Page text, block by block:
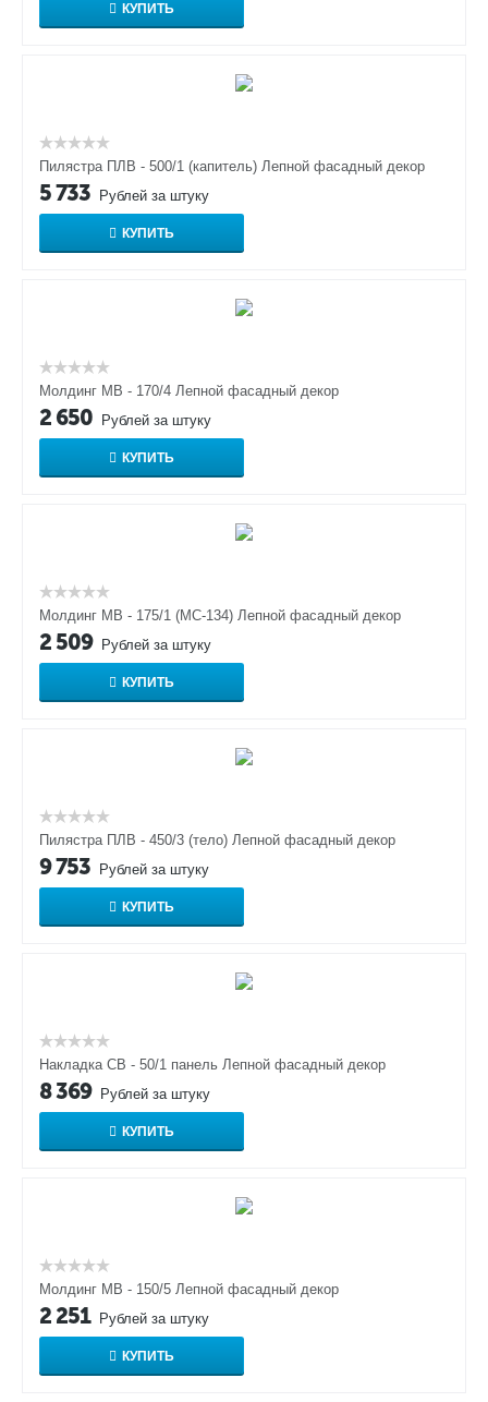
КУПИТЬ
Пилястра ПЛВ - 500/1 (капитель) Лепной фасадный декор
5 733 Рублей за штуку
КУПИТЬ
Молдинг МВ - 170/4 Лепной фасадный декор
2 650 Рублей за штуку
КУПИТЬ
Молдинг МВ - 175/1 (МС-134) Лепной фасадный декор
2 509 Рублей за штуку
КУПИТЬ
Пилястра ПЛВ - 450/3 (тело) Лепной фасадный декор
9 753 Рублей за штуку
КУПИТЬ
Накладка СВ - 50/1 панель Лепной фасадный декор
8 369 Рублей за штуку
КУПИТЬ
Молдинг МВ - 150/5 Лепной фасадный декор
2 251 Рублей за штуку
КУПИТЬ